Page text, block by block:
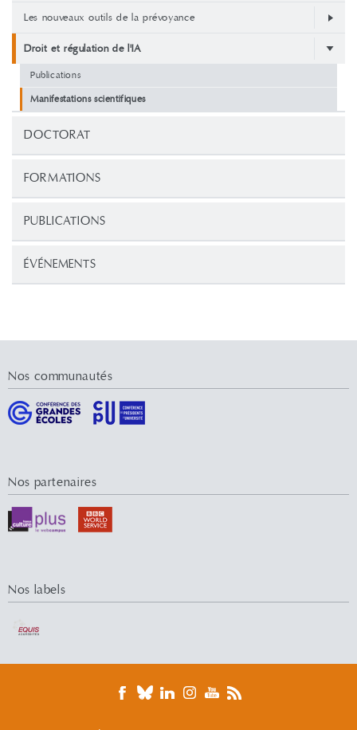
Les nouveaux outils de la prévoyance
Droit et régulation de l'IA
Publications
Manifestations scientifiques
DOCTORAT
FORMATIONS
PUBLICATIONS
ÉVÉNEMENTS
Nos communautés
Nos partenaires
Nos labels